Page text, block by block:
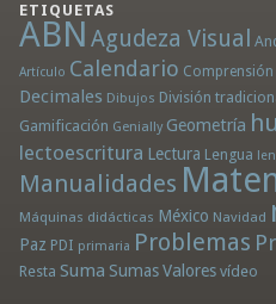
ETIQUETAS
ABN Agudeza Visual
Artículo Calendario
Decimales Dibujos División
Gamificación Genially Geometría
lectoescritura Lectura Lengua
Manualidades
Máquinas didácticas México Navidad
Paz PDI primaria Problemas
Resta Suma Sumas Valores vídeo